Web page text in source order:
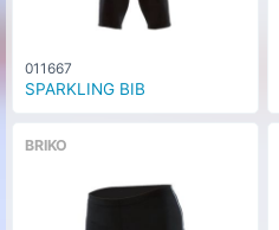
011667
SPARKLING BIB
BRIKO